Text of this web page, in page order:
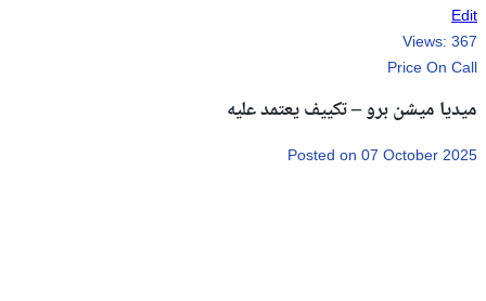
Edit
Views: 367
Price On Call
ميديا ميشن برو – تكييف يعتمد عليه
Posted on 07 October 2025